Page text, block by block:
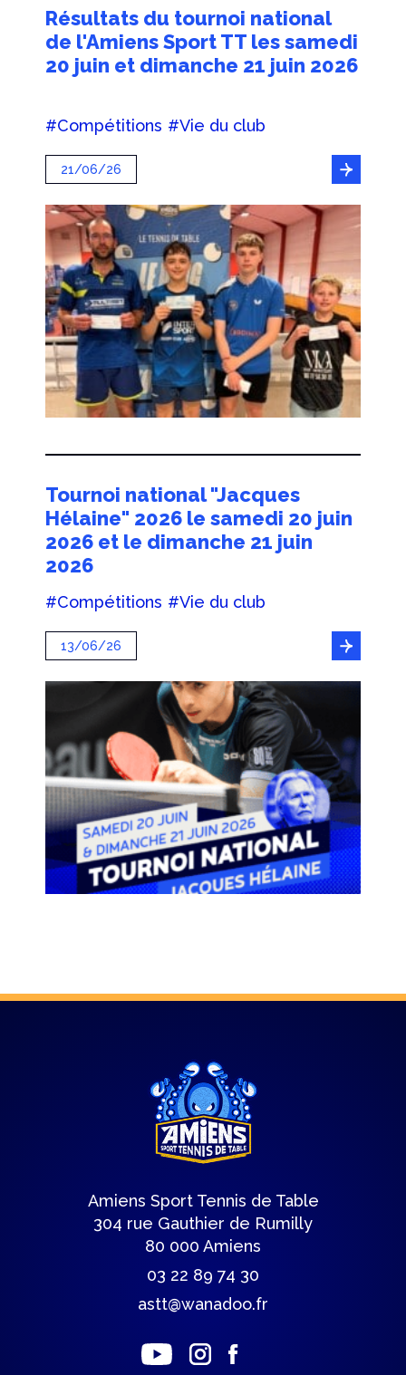
Résultats du tournoi national
de l'Amiens Sport TT les samedi
20 juin et dimanche 21 juin 2026
#Compétitions #Vie du club
21/06/26
Tournoi national "Jacques
Hélaine" 2026 le samedi 20 juin
2026 et le dimanche 21 juin
2026
#Compétitions #Vie du club
13/06/26
Amiens Sport Tennis de Table
304 rue Gauthier de Rumilly
80 000 Amiens
03 22 89 74 30
astt@wanadoo.fr